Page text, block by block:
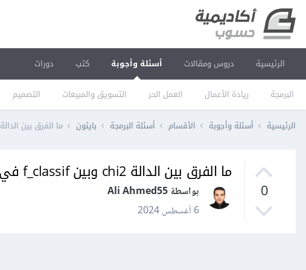
الرئيسية دروس ومقالات أسئلة وأجوبة
البرمجة ريادة الأعمال العمل الحر التسويق والمبيعات التصميم
كتب دورات
الرئيسية أسئلة وأجوبة الأقسام أسئلة البرمجة بايثون ما الفرق بين الدالة chi2 وبين f_classif في مكتبة sklearn ؟
0
ما الفرق بين الدالة chi2 وبين f_classif في مكتبة sklearn ؟
بواسطة Ali Ahmed55
6 أغسطس 2024